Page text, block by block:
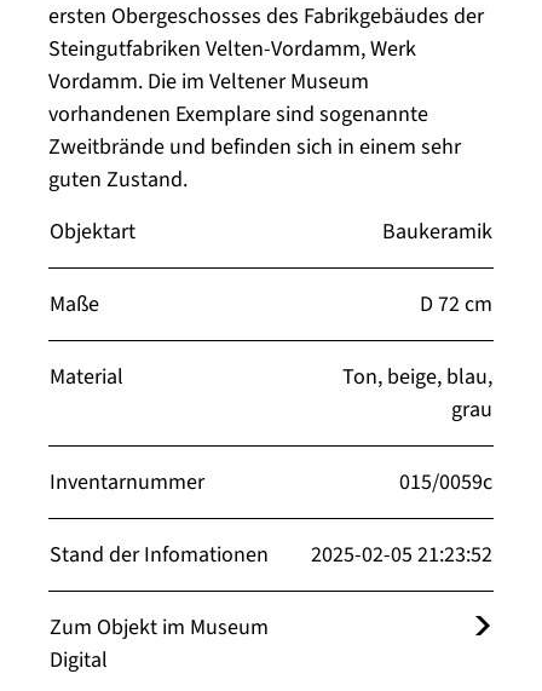
ersten Obergeschosses des Fabrikgebäudes der
Steingutfabriken Velten-Vordamm, Werk
Vordamm. Die im Veltener Museum
vorhandenen Exemplare sind sogenannte
Zweitbrände und befinden sich in einem sehr
guten Zustand.
Objektart
Baukeramik
Maße D 72 cm
Material
Ton, beige, blau,
grau
Inventarnummer 015/0059c
Stand der Infomationen 2025-02-05 21:23:52
Zum Objekt im Museum
Digital